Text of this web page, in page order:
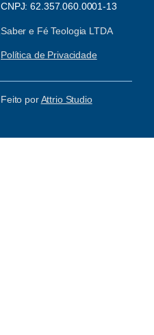
CNPJ: 62.357.060.0001-13
Saber e Fé Teologia LTDA
Política de Privacidade
Feito porAttrio Studio